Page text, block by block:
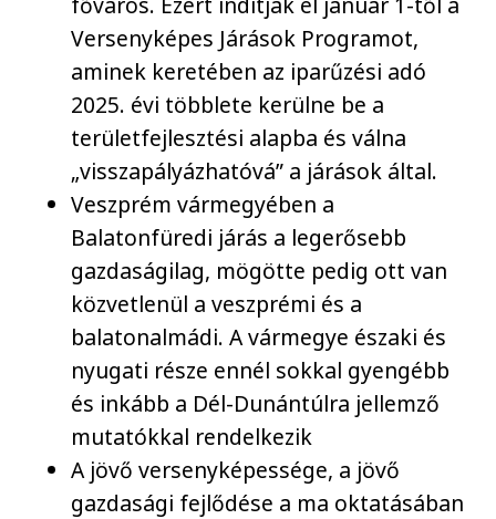
Versenyképes Járások Programot,
aminek keretében az iparűzési adó
2025. évi többlete kerülne be a
területfejlesztési alapba és válna
„visszapályázhatóvá” a járások által.
Veszprém vármegyében a
Balatonfüredi járás a legerősebb
gazdaságilag, mögötte pedig ott van
közvetlenül a veszprémi és a
balatonalmádi. A vármegye északi és
nyugati része ennél sokkal gyengébb
és inkább a Dél-Dunántúlra jellemző
mutatókkal rendelkezik
A jövő versenyképessége, a jövő
gazdasági fejlődése a ma oktatásában